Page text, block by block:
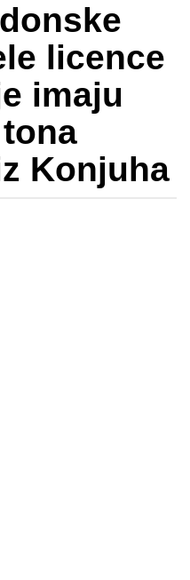
licence
imaju
Konjuha